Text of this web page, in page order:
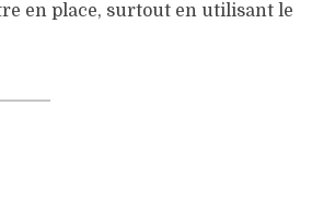
en place, surtout en utilisant le